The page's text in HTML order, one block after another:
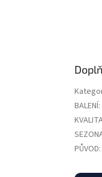
BALENÍ:
PŮVOD: